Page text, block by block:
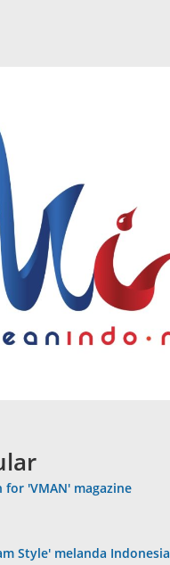
for 'VMAN' magazine
Style' melanda Indonesia